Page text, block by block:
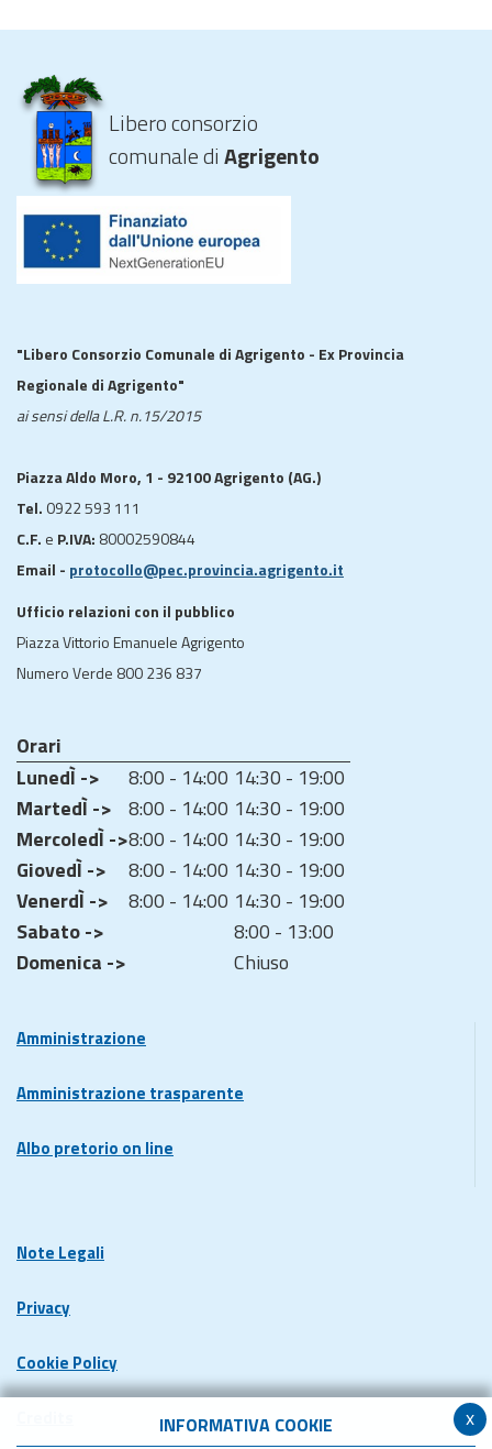
x
INFORMATIVA COOKIE
Libero consorzio
comunale diAgrigento
"Libero Consorzio Comunale di Agrigento - Ex Provincia
Regionale di Agrigento"
ai sensi della L.R. n.15/2015
Piazza Aldo Moro, 1 - 92100 Agrigento (AG.)
Tel. 0922 593 111
C.F. e P.IVA: 80002590844
Email - protocollo@pec.provincia.agrigento.it
Ufficio relazioni con il pubblico
Piazza Vittorio Emanuele Agrigento
Numero Verde 800 236 837
Orari
LunedÌ ->
8:00 - 14:00 14:30 - 19:00
MartedÌ -> 8:00 - 14:00 14:30 - 19:00
MercoledÌ ->8:00 - 14:00 14:30 - 19:00
GiovedÌ ->
8:00 - 14:00 14:30 - 19:00
VenerdÌ ->
8:00 - 14:00 14:30 - 19:00
Sabato ->
8:00 - 13:00
Domenica ->
Chiuso
Amministrazione
Amministrazione trasparente
Albo pretorio on line
Note Legali
Privacy
Cookie Policy